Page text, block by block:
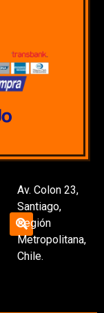
Av. Colon 23,
Santiago,
Región
Metropolitana,
Chile.